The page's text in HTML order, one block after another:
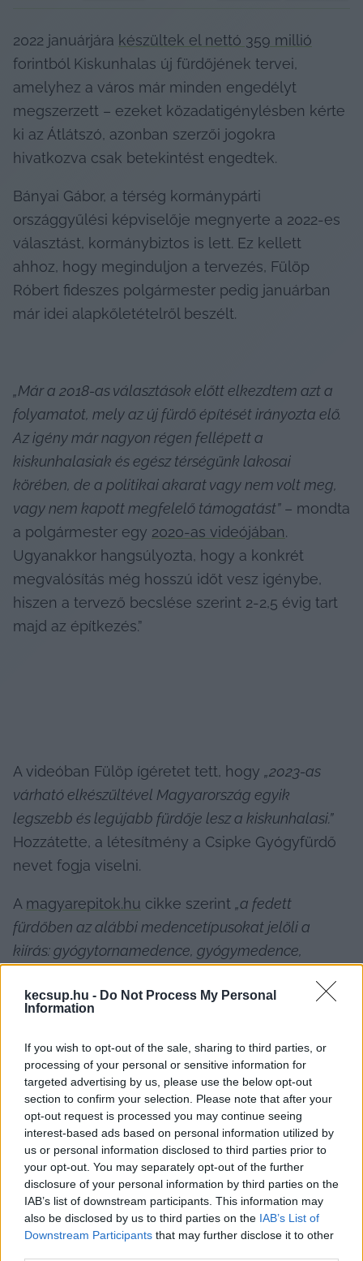
kecsup.hu - Do Not Process My Personal
Information
If you wish to opt-out of the sale, sharing to third parties, or
processing of your personal or sensitive information for
targeted advertising by us, please use the below opt-out
section to confirm your selection. Please note that after your
opt-out request is processed you may continue seeing
interest-based ads based on personal information utilized by
us or personal information disclosed to third parties prior to
your opt-out. You may separately opt-out of the further
disclosure of your personal information by third parties on the
IAB’s list of downstream participants. This information may
also be disclosed by us to third parties on the IAB’s List of
Downstream Participants that may further disclose it to other
2022 januárjára készültek el nettó 359 millió
forintból Kiskunhalas új fürdőjének tervei,
amelyhez a város már minden engedélyt
megszerzett – ezeket közadatigénylésben kérte
ki az Átlátszó, azonban szerzői jogokra
hivatkozva csak betekintést engedtek.
Bányai Gábor, a térség kormánypárti
országgyűlési képviselője megnyerte a 2022-es
választást, kormánybiztos is lett. Ez kellett
ahhoz, hogy meginduljon a tervezés, Fülöp
Róbert fideszes polgármester pedig januárban
már idei alapkőletételről beszélt.
„Már a 2018-as választások előtt elkezdtem azt a
folyamatot, mely az új fürdő építését irányozta elő.
Az igény már nagyon régen fellépett a
kiskunhalasiak és egész térségünk lakosai
körében, de a politikai akarat vagy nem volt meg,
vagy nem kapott megfelelő támogatást” – mondta
a polgármester egy 2020-as videójában.
Ugyanakkor hangsúlyozta, hogy a konkrét
megvalósítás még hosszú időt vesz igénybe,
hiszen a tervező becslése szerint 2-2,5 évig tart
majd az építkezés.”
A videóban Fülöp ígéretet tett, hogy „2023-as
várható elkészültével Magyarország egyik
legszebb és legújabb fürdője lesz a kiskunhalasi.”
Hozzátette, a létesítmény a Csipke Gyógyfürdő
nevet fogja viselni.
A magyarepitok.hu cikke szerint „a fedett
fürdőben az alábbi medencetípusokat jelöli a
kiírás: gyógytornamedence, gyógymedence,
meleg vizes medence, csúszdamedence,
medence kiúszóval és kültéri résszel is rendelkezik.
Az uszoda részlegben egy vízilabda mérkőzések
lebonyolítására is alkalmas úszómedencét ír elő a
közbeszerzés.”
A választási győzelem és az ígéretek ellenére
fürdő nincs. Viszont a tervek másfélszeres
drágulásról szólnak